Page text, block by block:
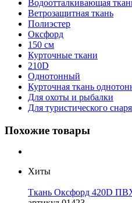
Водоотталкивающая
Ветрозащитная ткань
Полиэстер
Оксфорд
150 см
Курточные ткани
210D
Однотонный
Курточная ткань
Для охоты и рыбалки
Для туристического
Похожие товары
Хиты
Ткань Оксфорд 420D